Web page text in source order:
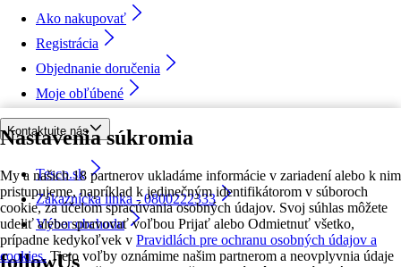
Nastavenia súkromia
My a našich 18 partnerov ukladáme informácie v zariadení alebo k nim
pristupujeme, napríklad k jedinečným identifikátorom v súboroch
cookie, za účelom spracúvania osobných údajov. Svoj súhlas môžete
udeliť alebo spravovať voľbou Prijať alebo Odmietnuť všetko,
prípadne kedykoľvek v Pravidlách pre ochranu osobných údajov a
cookies. Tieto voľby oznámime našim partnerom a neovplyvnia údaje
Ako nakupovať
Registrácia
Objednanie doručenia
Moje obľúbené
Kontaktujte nás
Tesco.sk
Zákaznícka linka - 0800222333
Výber obchodu
followUs